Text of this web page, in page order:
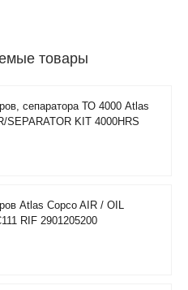
товары
сепаратора ТО 4000 Atlas
SEPARATOR KIT 4000HRS
Atlas Copco AIR / OIL
RIF 2901205200